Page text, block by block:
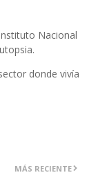
Nacional
donde vivía
MÁS RECIENTE